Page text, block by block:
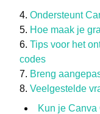
Ondersteunt
Hoe maak je
Tips voor het
codes
Breng
Veelgestelde
Kun je